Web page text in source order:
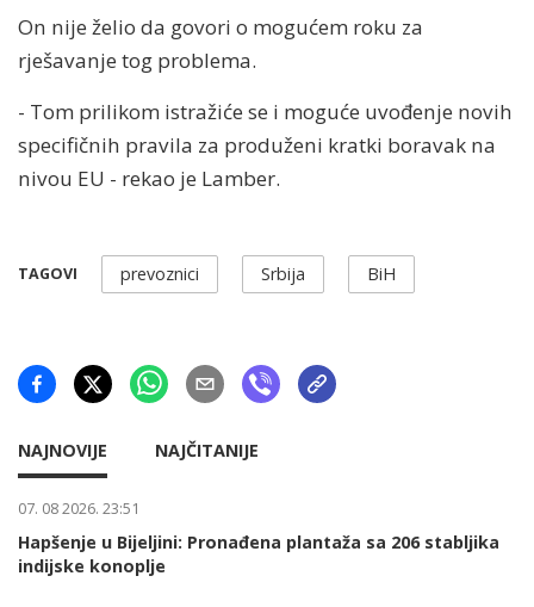
On nije želio da govori o mogućem roku za
rješavanje tog problema.
- Tom prilikom istražiće se i moguće uvođenje novih
specifičnih pravila za produženi kratki boravak na
nivou EU - rekao je Lamber.
TAGOVI prevoznici Srbija BiH
NAJNOVIJE NAJČITANIJE
07. 08 2026. 23:51
Hapšenje u Bijeljini: Pronađena plantaža sa 206 stabljika
indijske konoplje